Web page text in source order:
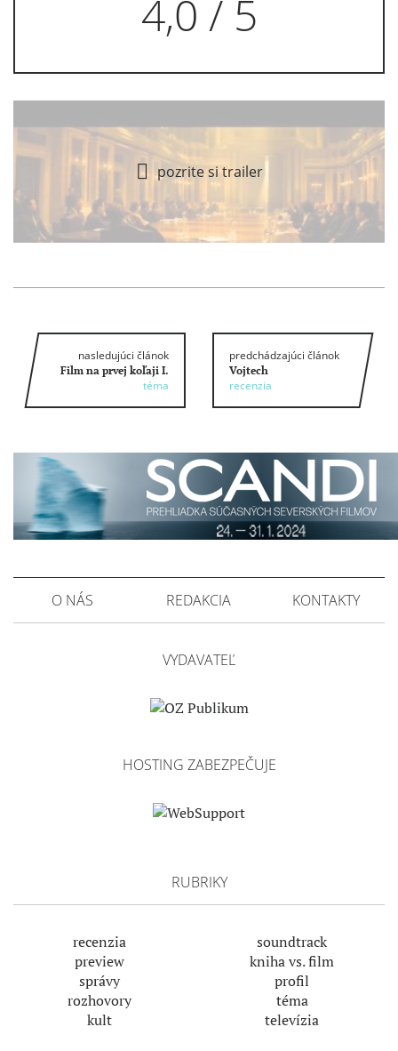
4,0 / 5
pozrite si trailer
nasledujúci článok
Film na prvej koľaji I.
téma
predchádzajúci článok
Vojtech
recenzia
O NÁS REDAKCIA KONTAKTY
VYDAVATEĽ
HOSTING ZABEZPEČUJE
RUBRIKY
recenzia
preview
správy
rozhovory
kult
soundtrack
kniha vs. film
profil
téma
televízia